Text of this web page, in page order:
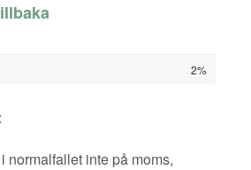
2%
:
normalfallet inte på moms,